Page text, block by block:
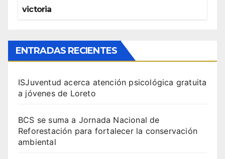
victoria
ENTRADAS RECIENTES
ISJuventud acerca atención psicológica gratuita
a jóvenes de Loreto
BCS se suma a Jornada Nacional de
Reforestación para fortalecer la conservación
ambiental